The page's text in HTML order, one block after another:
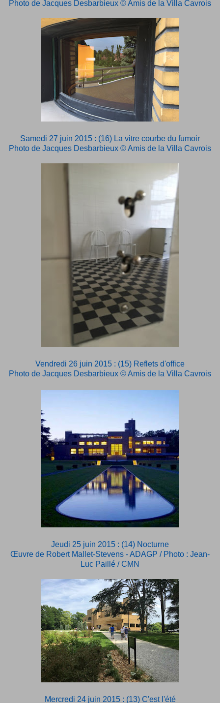
Photo de Jacques Desbarbieux © Amis de la Villa Cavrois
Samedi 27 juin 2015 : (16) La vitre courbe du fumoir
Photo de Jacques Desbarbieux © Amis de la Villa Cavrois
Vendredi 26 juin 2015 : (15) Reflets d'office
Photo de Jacques Desbarbieux © Amis de la Villa Cavrois
Jeudi 25 juin 2015 : (14) Nocturne
Œuvre de Robert Mallet-Stevens - ADAGP / Photo : Jean-
Luc Paillé / CMN
Mercredi 24 juin 2015 : (13) C'est l'été